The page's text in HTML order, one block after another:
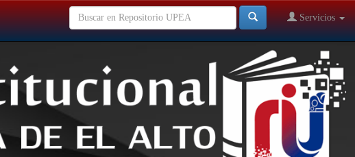
Servicios